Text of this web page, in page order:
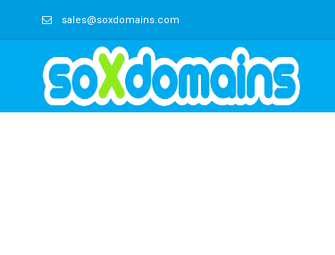
sales@soxdomains.com